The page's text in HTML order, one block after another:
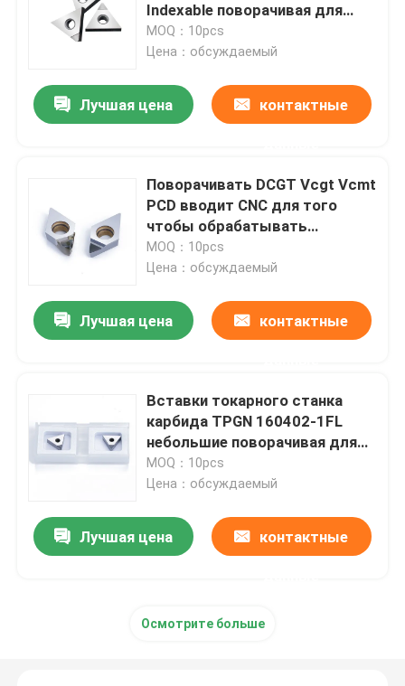
Indexable поворачивая для
механической обработки
токарного станка
MOQ：10pcs
Цена：обсуждаемый
Лучшая цена контактные
Поворачивать DCGT Vcgt Vcmt
PCD вводит CNC для того
чтобы обрабатывать
инструменты на токарном
станке для алюминиевый
обработке
MOQ：10pcs
Цена：обсуждаемый
Лучшая цена контактные
Вставки токарного станка
карбида TPGN 160402-1FL
небольшие поворачивая для
быстрого хода токарного
станка CNC
MOQ：10pcs
Цена：обсуждаемый
Лучшая цена контактные
Осмотрите больше